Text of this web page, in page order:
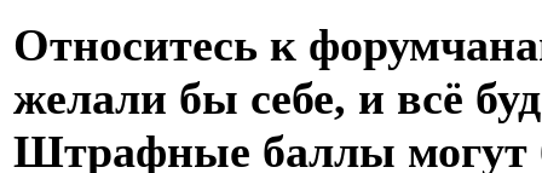
Относитесь к
желали бы себе, и всё
Штрафные баллы могут